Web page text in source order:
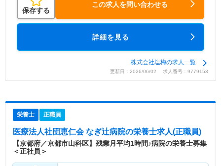
保存する
この求人を問い合わせる
詳細を見る
株式会社塩梅の求人一覧
更新日：2026/06/02 求人番号：9779153
栄養士 正職員
医療法人社団恵仁会 なぎ辻病院の栄養士求人(正職員)
【京都府／京都市山科区】残業月平均1時間♪病院の栄養士募集
＜正社員＞